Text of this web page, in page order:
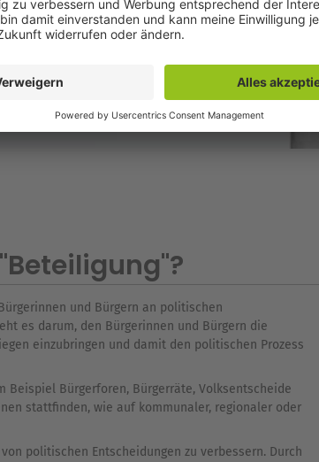
und Bürgern an politischen
es darum, den Bürgerinnen und Bürgern die
einzubringen und damit den politischen Prozess
Beispiel Bürgerforen, Bürgerräte, Volksentscheide
stattfinden, wie auf kommunaler, regionaler oder
politischen Entscheidungen zu verbessern. Durch